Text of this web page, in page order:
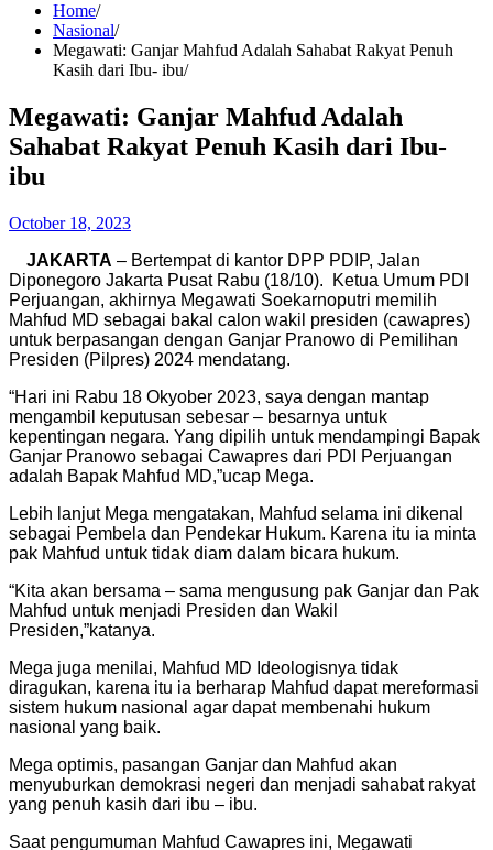
Home
Nasional
Megawati: Ganjar Mahfud Adalah Sahabat Rakyat Penuh
Kasih dari Ibu- ibu
Megawati: Ganjar Mahfud Adalah
Sahabat Rakyat Penuh Kasih dari Ibu-
ibu
October 18, 2023
JAKARTA – Bertempat di kantor DPP PDIP, Jalan
Diponegoro Jakarta Pusat Rabu (18/10). Ketua Umum PDI
Perjuangan, akhirnya Megawati Soekarnoputri memilih
Mahfud MD sebagai bakal calon wakil presiden (cawapres)
untuk berpasangan dengan Ganjar Pranowo di Pemilihan
Presiden (Pilpres) 2024 mendatang.
“Hari ini Rabu 18 Okyober 2023, saya dengan mantap
mengambil keputusan sebesar – besarnya untuk
kepentingan negara. Yang dipilih untuk mendampingi Bapak
Ganjar Pranowo sebagai Cawapres dari PDI Perjuangan
adalah Bapak Mahfud MD,”ucap Mega.
Lebih lanjut Mega mengatakan, Mahfud selama ini dikenal
sebagai Pembela dan Pendekar Hukum. Karena itu ia minta
pak Mahfud untuk tidak diam dalam bicara hukum.
“Kita akan bersama – sama mengusung pak Ganjar dan Pak
Mahfud untuk menjadi Presiden dan Wakil
Presiden,”katanya.
Mega juga menilai, Mahfud MD Ideologisnya tidak
diragukan, karena itu ia berharap Mahfud dapat mereformasi
sistem hukum nasional agar dapat membenahi hukum
nasional yang baik.
Mega optimis, pasangan Ganjar dan Mahfud akan
menyuburkan demokrasi negeri dan menjadi sahabat rakyat
yang penuh kasih dari ibu – ibu.
Saat pengumuman Mahfud Cawapres ini, Megawati